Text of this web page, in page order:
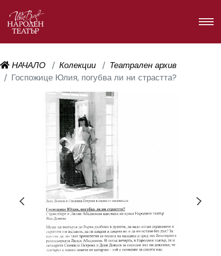
НАЧАЛО Колекции
Театрален архив
Госпожице Юлия, погубва ли ни страстта?